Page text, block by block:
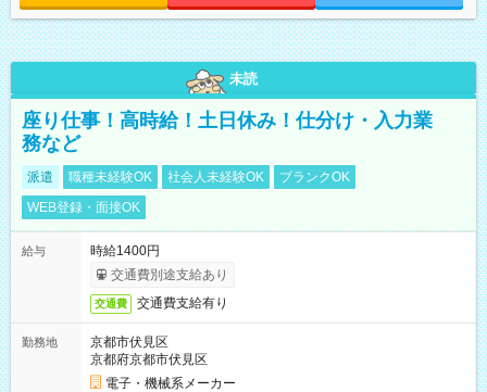
未読
座り仕事！高時給！土日休み！仕分け・入力業
務など
派遣 職種未経験OK 社会人未経験OK
ブランクOK
WEB登録・面接OK
給与
時給1400円
交通費別途支給あり
交通費 交通費支給有り
勤務地
京都市伏見区
京都府京都市伏見区
電子・機械系メーカー